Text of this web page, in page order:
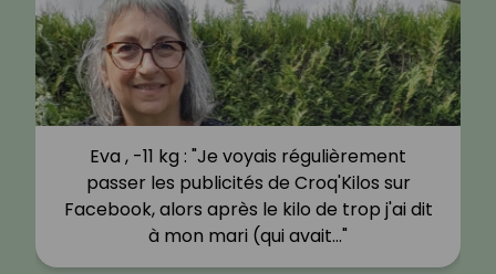
Eva , -11 kg : "Je voyais régulièrement
passer les publicités de Croq'Kilos sur
Facebook, alors après le kilo de trop j'ai dit
à mon mari (qui avait…"